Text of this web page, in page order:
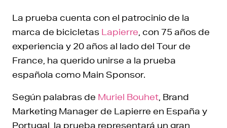
La prueba cuenta con el patrocinio de la
marca de bicicletas Lapierre , con 75 años de
experiencia y 20 años al lado del Tour de
France, ha querido unirse a la prueba
española como Main Sponsor.
Según palabras de Muriel Bouhet , Brand
Marketing Manager de Lapierre en España y
Portugal, la prueba representará un gran